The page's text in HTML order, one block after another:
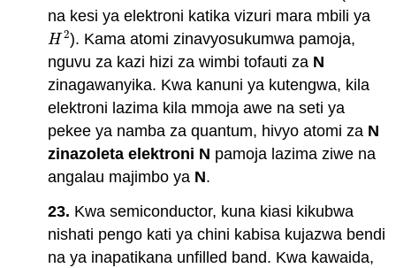
na kesi ya elektroni katika vizuri mara mbili ya
H 2
H2). Kama atomi zinavyosukumwa pamoja,
nguvu za kazi hizi za wimbi tofauti za N
zinagawanyika. Kwa kanuni ya kutengwa, kila
elektroni lazima kila mmoja awe na seti ya
pekee ya namba za quantum, hivyo atomi za N
zinazoleta elektroni N pamoja lazima ziwe na
angalau majimbo ya N.
23. Kwa semiconductor, kuna kiasi kikubwa
nishati pengo kati ya chini kabisa kujazwa bendi
na ya inapatikana unfilled band. Kwa kawaida,